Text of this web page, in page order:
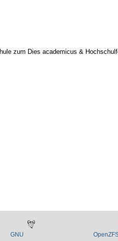
zum Dies academicus &
GNU